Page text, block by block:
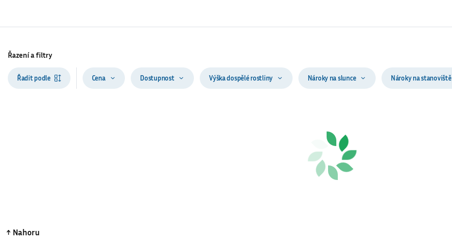
Řazení a filtry
Řadit podle Cena Dostupnost Výška dospělé rostliny Nároky na slunce Nároky na stanoviště
↑ Nahoru